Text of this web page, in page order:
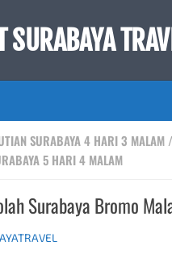
SURABAYA
SURABAYA 4 HARI 3 MALAM /
5 HARI 4 MALAM
Surabaya Bromo